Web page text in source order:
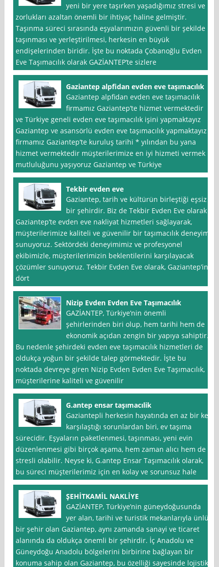
yeni bir yere taşırken yaşadığımız stresi ve
zorlukları azaltan önemli bir ihtiyaç haline gelmiştir.
Taşınma süreci sırasında eşyalarımızın güvenli bir şekilde
taşınması ve yerleştirilmesi, herkesin en büyük
endişelerinden biridir. İşte bu noktada Çobanoğlu Evden
Eve Taşımacılık olarak GAZİANTEP’te sizlere
Gaziantep alpfidan evden eve taşımacılık
Gaziantep alpfidan evden eve taşımacılık
firmamız Gaziantep’te hizmet vermektedir
ve Türkiye geneli evden eve taşımacılık işini yapmaktayız
Gaziantep ve asansörlü evden eve taşımacılık yapmaktayız
firmamız Gaziantep’te kuruluş tarihi * yılından bu yana
hizmet vermektedir müşterilerimize en iyi hizmeti vermek
mutluluğunu yaşıyoruz Gaziantep ve Türkiye
Tekbir evden eve
Gaziantep, tarih ve kültürün birleştiği eşsiz
bir şehirdir. Biz de Tekbir Evden Eve olarak
Gaziantep’te evden eve nakliyat hizmetleri sağlayarak,
müşterilerimize kaliteli ve güvenilir bir taşımacılık deneyimi
sunuyoruz. Sektördeki deneyimimiz ve profesyonel
ekibimizle, müşterilerimizin beklentilerini karşılayacak
çözümler sunuyoruz. Tekbir Evden Eve olarak, Gaziantep’in
dört
Nizip Evden Evden Eve Taşımacılık
GAZİANTEP, Türkiye’nin önemli
şehirlerinden biri olup, hem tarihi hem de
ekonomik açıdan zengin bir yapıya sahiptir.
Bu nedenle şehirdeki evden eve taşımacılık hizmetleri de
oldukça yoğun bir şekilde talep görmektedir. İşte bu
noktada devreye giren Nizip Evden Evden Eve Taşımacılık,
müşterilerine kaliteli ve güvenilir
G.antep ensar taşımacılik
Gaziantepli herkesin hayatında en az bir kez
karşılaştığı sorunlardan biri, ev taşıma
sürecidir. Eşyaların paketlenmesi, taşınması, yeni evin
düzenlenmesi gibi birçok aşama, hem zaman alıcı hem de
stresli olabilir. Neyse ki, G.antep Ensar Taşımacılık olarak,
bu süreci müşterilerimiz için en kolay ve sorunsuz hale
ŞEHİTKAMİL NAKLİYE
GAZİANTEP, Türkiye’nin güneydoğusunda
yer alan, tarihi ve turistik mekanlarıyla ünlü
bir şehir olan Gaziantep, aynı zamanda sanayi ve ticaret
alanında da oldukça önemli bir şehirdir. İç Anadolu ve
Güneydoğu Anadolu bölgelerini birbirine bağlayan bir
konuma sahip olan Gaziantep, bu özelliği sayesinde lojistik